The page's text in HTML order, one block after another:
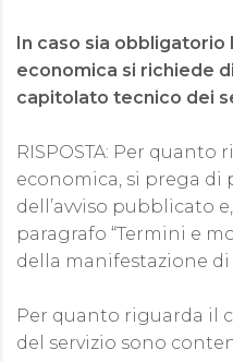
In caso sia obbligatorio
economica si richiede
capitolato tecnico dei
RISPOSTA: Per quanto
economica, si prega di
dell’avviso pubblicato
paragrafo “Termini e
della manifestazione di
Per quanto riguarda il
del servizio sono